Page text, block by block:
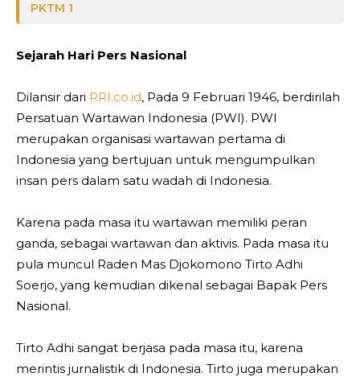
PKTM 1
Sejarah Hari Pers Nasional
Dilansir dari RRI.co.id, Pada 9 Februari 1946, berdirilah
Persatuan Wartawan Indonesia (PWI). PWI
merupakan organisasi wartawan pertama di
Indonesia yang bertujuan untuk mengumpulkan
insan pers dalam satu wadah di Indonesia.
Karena pada masa itu wartawan memiliki peran
ganda, sebagai wartawan dan aktivis. Pada masa itu
pula muncul Raden Mas Djokomono Tirto Adhi
Soerjo, yang kemudian dikenal sebagai Bapak Pers
Nasional.
Tirto Adhi sangat berjasa pada masa itu, karena
merintis jurnalistik di Indonesia. Tirto juga merupakan